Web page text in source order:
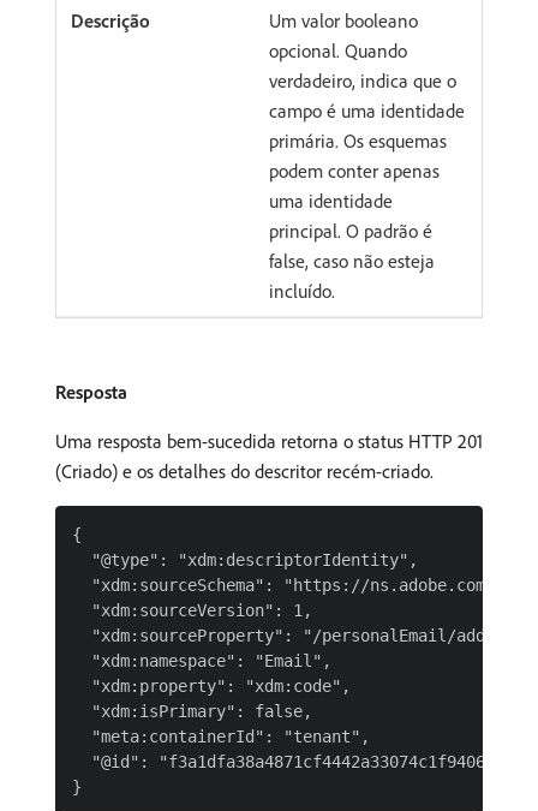
Um valor booleano
opcional. Quando
verdadeiro, indica que o
campo é uma identidade
primária. Os esquemas
podem conter apenas
uma identidade
principal. O padrão é
false, caso não esteja
incluído.
Resposta
Uma resposta bem-sucedida retorna o status HTTP 201
(Criado) e os detalhes do descritor recém-criado.
{
  "@type": "xdm:descriptorIdentity",
"xdm:sourceSchema": "https://ns.adobe.com/
  "xdm:sourceVersion": 1,
"xdm:sourceProperty": "/personalEmail/
  "xdm:namespace": "Email",
  "xdm:property": "xdm:code",
  "xdm:isPrimary": false,
  "meta:containerId": "tenant",
"@id":